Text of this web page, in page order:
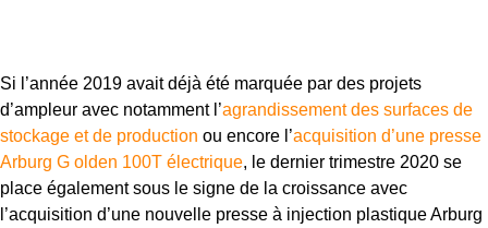
Si l’année 2019 avait déjà été marquée par des projets
d’ampleur avec notamment l’agrandissement des surfaces de
stockage et de production ou encore l’acquisition d’une presse
Arburg G olden 100T électrique, le dernier trimestre 2020 se
place également sous le signe de la croissance avec
l’acquisition d’une nouvelle presse à injection plastique Arburg